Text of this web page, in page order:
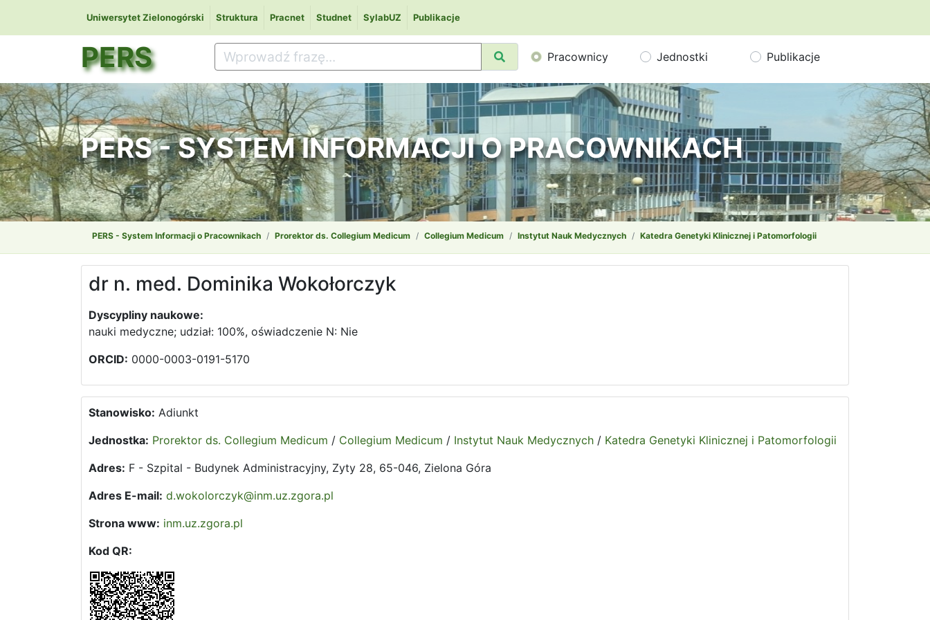
Uniwersytet Zielonogórski Struktura Pracnet Studnet SylabUZ Publikacje
PERS Pracownicy Jednostki Publikacje
PERS - SYSTEM INFORMACJI O PRACOWNIKACH
PERS - System Informacji o Pracownikach Prorektor ds. Collegium Medicum Collegium Medicum Instytut Nauk Medycznych Katedra Genetyki Klinicznej i Patomorfologii
dr n. med. Dominika Wokołorczyk
Dyscypliny naukowe:
nauki medyczne; udział: 100%, oświadczenie N: Nie
ORCID: 0000-0003-0191-5170
Stanowisko: Adiunkt
Jednostka: Prorektor ds. Collegium Medicum / Collegium Medicum / Instytut Nauk Medycznych/ Katedra Genetyki Klinicznej i Patomorfologii
Adres: F - Szpital - Budynek Administracyjny, Zyty 28, 65-046, Zielona Góra
Adres E-mail: d.wokolorczyk@inm.uz.zgora.pl
Strona www: inm.uz.zgora.pl
Kod QR: